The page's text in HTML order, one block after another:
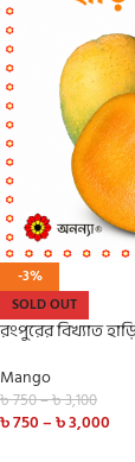
-3%
SOLD OUT
রংপুরের বিখ্যাত
Mango
৳750–৳3,100
৳750–৳3,000